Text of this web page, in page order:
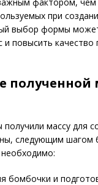
при
выбор формы
и повысить качество
полученной
получили массу для
следующим шагом
бомбочки и